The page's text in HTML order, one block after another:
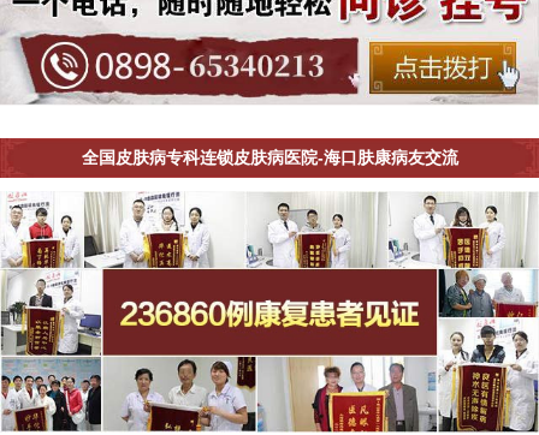
全国皮肤病专科连锁皮肤病医院-海口肤康病友交流